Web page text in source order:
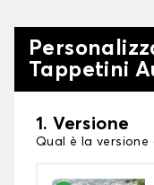
Tappetini
1. Versione
Qual è la versione